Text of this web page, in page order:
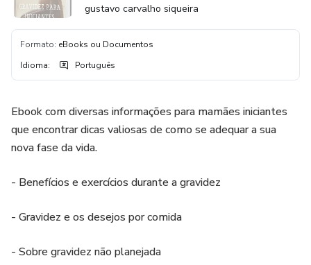
gustavo carvalho siqueira
Formato: eBooks ou Documentos
Idioma: Português
Ebook com diversas informações para mamães iniciantes
que encontrar dicas valiosas de como se adequar a sua
nova fase da vida.
- Benefícios e exercícios durante a gravidez
- Gravidez e os desejos por comida
- Sobre gravidez não planejada